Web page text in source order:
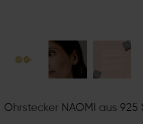
Ohrstecker NAOMI aus 925